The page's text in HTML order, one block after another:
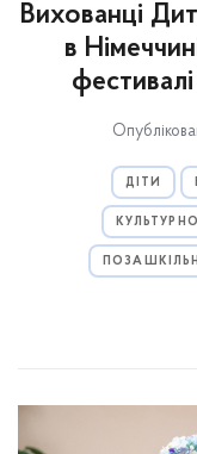
Вихованці
в
ДІТИ